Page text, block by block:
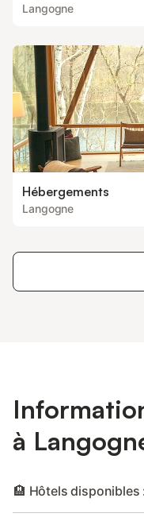
Langogne
Hébergements
Langogne
à
🏨 Hôtels disponibles